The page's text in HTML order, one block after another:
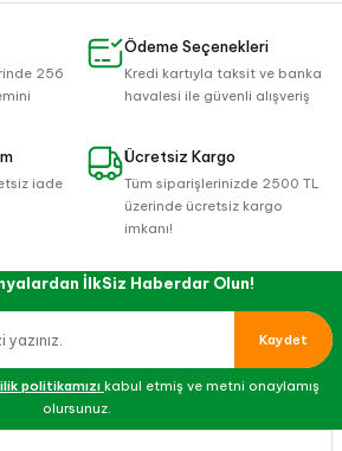
256
Ödeme Seçenekleri
Kredi kartıyla taksit ve banka
havalesi ile güvenli alışveriş
iade
Ücretsiz Kargo
Tüm siparişlerinizde 2500 TL
üzerinde ücretsiz kargo
imkanı!
İlkSiz Haberdar Olun!
Kaydet
politikamızı kabul etmiş ve metni onaylamış
olursunuz.